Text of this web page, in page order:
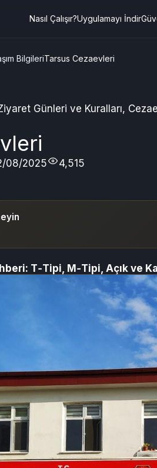
Nasıl Çalışır?Uygulamayı İndir
BilgileriTarsus Cezaevleri
Günleri ve Kuralları,
08/2025 4,515
T‑Tipi, M‑Tipi, Açık ve